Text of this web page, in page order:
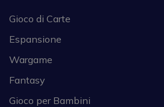
Gioco di Carte
Espansione
Wargame
Fantasy
Gioco per Bambini